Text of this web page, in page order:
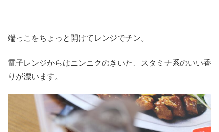
端っこをちょっと開けてレンジでチン。
電子レンジからはニンニクのきいた、スタミナ系のいい香
りが漂います。